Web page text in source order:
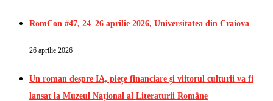
RomCon #47, 24–26 aprilie 2026, Universitatea din Craiova
26 aprilie 2026
Un roman despre IA, piețe financiare și viitorul culturii va fi
lansat la Muzeul Național al Literaturii Române